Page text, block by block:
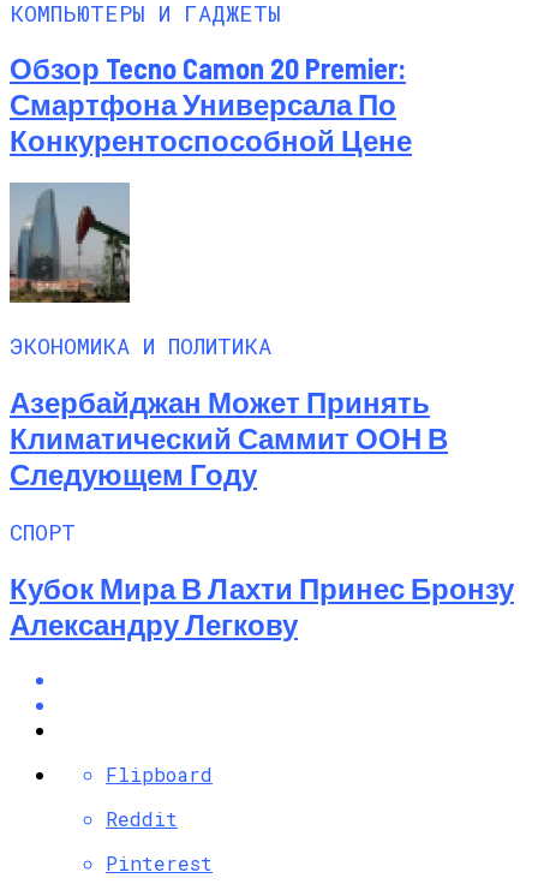
КОМПЬЮТЕРЫ И ГАДЖЕТЫ
Обзор Tecno Camon 20 Premier:
Смартфона Универсала По
Конкурентоспособной Цене
ЭКОНОМИКА И ПОЛИТИКА
Азербайджан Может Принять
Климатический Саммит ООН В
Следующем Году
СПОРТ
Кубок Мира В Лахти Принес Бронзу
Александру Легкову
Flipboard
Reddit
Pinterest